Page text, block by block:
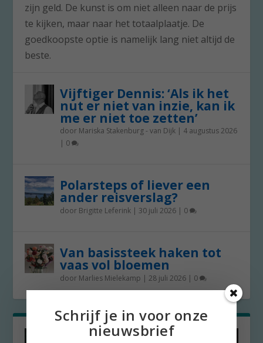
zijn geld. De kunst is om niet alleen naar de prijs
te kijken, maar naar het totaalplaatje. De
goedkoopste optie is namelijk lang niet altijd de
beste.
Vijftiger Dennis: ‘Als ik het
nut er niet van inzie, kan ik
me er niet toe zetten’
door Mariska Stakenburg - van Dijk | 4 augustus 2026
| 0
Polarsteps of liever een
ander reisverslag?
door Brigitte Leferink | 30 juli 2026 | 0
Van basissteek haken tot
vaas vol bloemen
door Marlies Mielekamp |28 juli 2026 | 0
Schrijf je in voor onze
nieuwsbrief